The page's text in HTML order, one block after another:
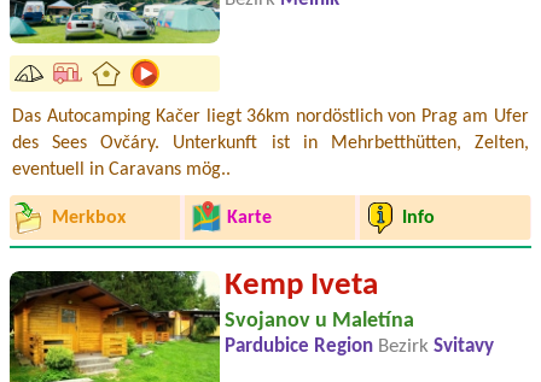
Das Autocamping Kačer liegt 36km nordöstlich von Prag am Ufer
des Sees Ovčáry. Unterkunft ist in Mehrbetthütten, Zelten,
eventuell in Caravans mög..
Merkbox Karte Info
Kemp Iveta
Svojanov u Maletína
Pardubice Region Bezirk Svitavy